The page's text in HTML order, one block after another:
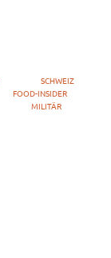
SCHWEIZ
FOOD-INSIDER
MILITÄR